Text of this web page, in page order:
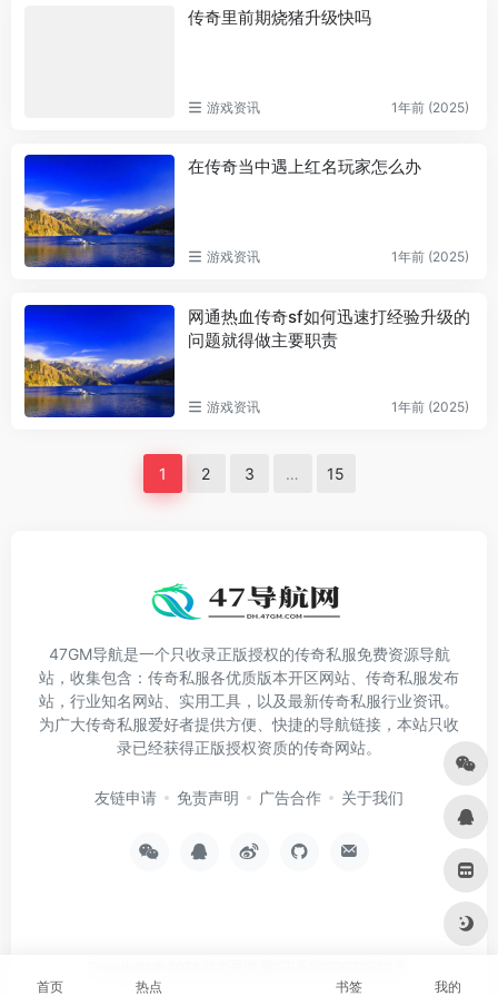
传奇里前期烧猪升级快吗
游戏资讯 1年前 (2025)
在传奇当中遇上红名玩家怎么办
游戏资讯 1年前 (2025)
网通热血传奇sf如何迅速打经验升级的
问题就得做主要职责
游戏资讯 1年前 (2025)
1 2 3 … 15
首页 热点 书签 我的
47GM导航是一个只收录正版授权的传奇私服免费资源导航
站，收集包含：传奇私服各优质版本开区网站、传奇私服发布
站，行业知名网站、实用工具，以及最新传奇私服行业资讯。
为广大传奇私服爱好者提供方便、快捷的导航链接，本站只收
录已经获得正版授权资质的传奇网站。
友链申请 免责声明 广告合作 关于我们